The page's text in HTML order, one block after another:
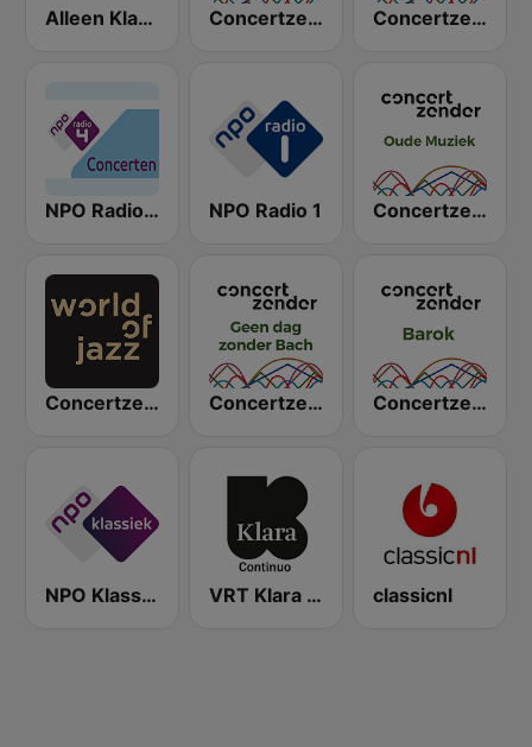
Alleen Klassiek Concertzender Klassiek Concertzender Klassieke Muziek
NPO Radio 4 Concerten NPO Radio 1 Concertzender Oude Muziek
Concertzender Jazz Concertzender Geen dag zonder Bach Concertzender Barok
NPO Klassiek VRT Klara Continuo classicnl